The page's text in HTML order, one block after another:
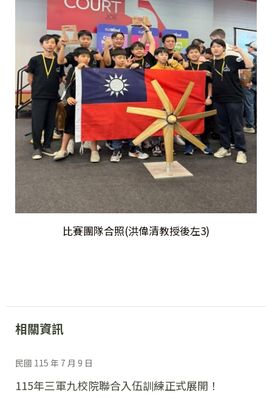
比賽團隊合照(洪偉清教授後左3)
相關資訊
民國 115 年 7 月 9 日
115年三軍九校院聯合入伍訓練正式展開！